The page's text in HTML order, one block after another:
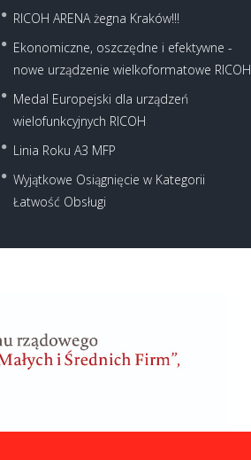
RICOH ARENA żegna Kraków!!!
Ekonomiczne, oszczędne i efektywne -
nowe urządzenie wielkoformatowe RICOH
Medal Europejski dla urządzeń
wielofunkcyjnych RICOH
Linia Roku A3 MFP
Wyjątkowe Osiągnięcie w Kategorii
Łatwość Obsługi